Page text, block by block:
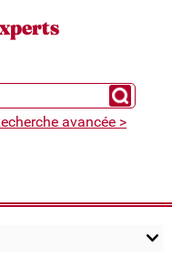
Chercher
avancée >